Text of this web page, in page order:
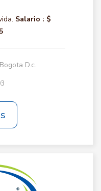
Salario : $
D.c.